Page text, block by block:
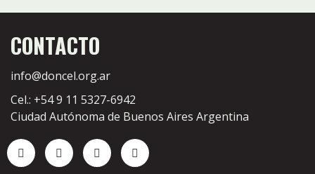
CONTACTO
info@doncel.org.ar
Cel.: +54 9 11 5327-6942
Ciudad Autónoma de Buenos Aires Argentina